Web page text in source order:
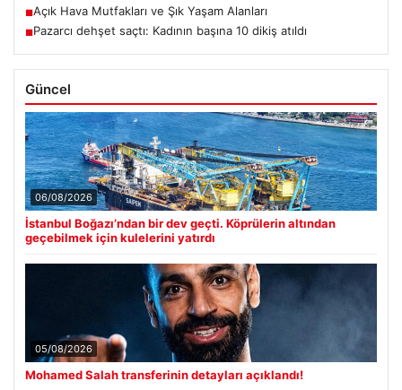
■Açık Hava Mutfakları ve Şık Yaşam Alanları
■Pazarcı dehşet saçtı: Kadının başına 10 dikiş atıldı
Güncel
06/08/2026
İstanbul Boğazı’ndan bir dev geçti. Köprülerin altından
geçebilmek için kulelerini yatırdı
05/08/2026
Mohamed Salah transferinin detayları açıklandı!